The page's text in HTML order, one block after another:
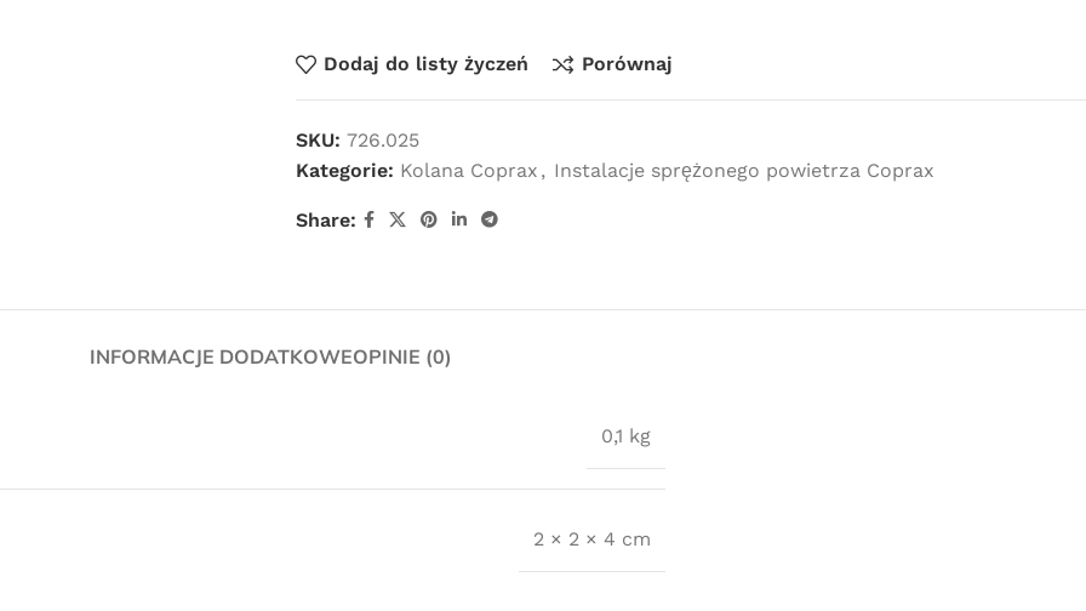
Dodaj do listy życzeń Porównaj
SKU: 726.025
Kategorie: Kolana Coprax , Instalacje sprężonego powietrza Coprax
Share:
INFORMACJE DODATKOWEOPINIE (0)
0,1 kg
2 × 2 × 4 cm
Darmowa